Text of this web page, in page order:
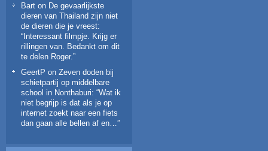
Bart on De gevaarlijkste
dieren van Thailand zijn niet
de dieren die je vreest:
“Interessant filmpje. Krijg er
rillingen van. Bedankt om dit
te delen Roger. ”
GeertP on Zeven doden bij
schietpartij op middelbare
school in Nonthaburi: “Wat ik
niet begrijp is dat als je op
internet zoekt naar een fiets
dan gaan alle bellen af en… ”